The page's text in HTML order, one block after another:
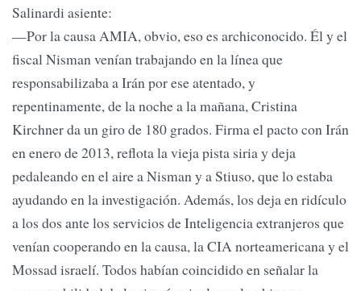
Salinardi asiente:
—Por la causa AMIA, obvio, eso es archiconocido. Él y el
fiscal Nisman venían trabajando en la línea que
responsabilizaba a Irán por ese atentado, y
repentinamente, de la noche a la mañana, Cristina
Kirchner da un giro de 180 grados. Firma el pacto con Irán
en enero de 2013, reflota la vieja pista siria y deja
pedaleando en el aire a Nisman y a Stiuso, que lo estaba
ayudando en la investigación. Además, los deja en ridículo
a los dos ante los servicios de Inteligencia extranjeros que
venían cooperando en la causa, la CIA norteamericana y el
Mossad israelí. Todos habían coincidido en señalar la